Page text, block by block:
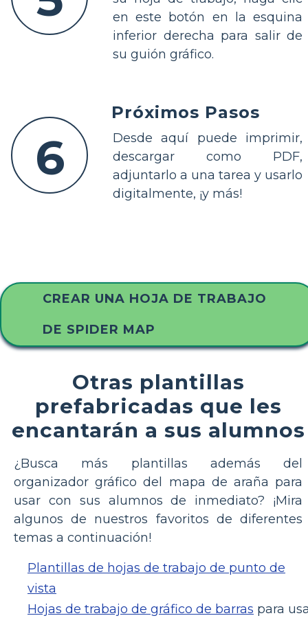
en este botón en la esquina
inferior derecha para salir de
su guión gráfico.
6
Próximos Pasos
Desde aquí puede imprimir,
descargar como PDF,
adjuntarlo a una tarea y usarlo
digitalmente, ¡y más!
CREAR UNA HOJA DE TRABAJO
DE SPIDER MAP
Otras plantillas
prefabricadas que les
encantarán a sus alumnos
¿Busca más plantillas además del
organizador gráfico del mapa de araña para
usar con sus alumnos de inmediato? ¡Mira
algunos de nuestros favoritos de diferentes
temas a continuación!
Plantillas de hojas de trabajo de punto de
vista
Hojas de trabajo de gráfico de barras para